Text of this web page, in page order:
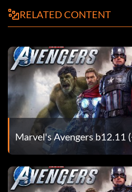
RELATED CONTENT
Marvel's Avengers b12.11